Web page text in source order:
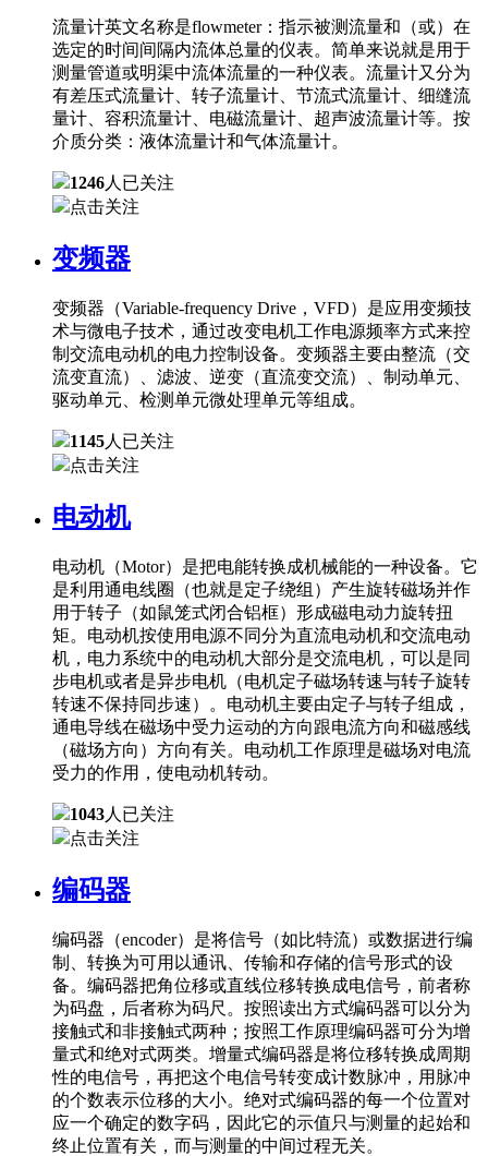
流量计英文名称是flowmeter：指示被测流量和（或）在
选定的时间间隔内流体总量的仪表。简单来说就是用于
测量管道或明渠中流体流量的一种仪表。流量计又分为
有差压式流量计、转子流量计、节流式流量计、细缝流
量计、容积流量计、电磁流量计、超声波流量计等。按
介质分类：液体流量计和气体流量计。
1246人已关注
点击关注
变频器
变频器（Variable-frequency Drive，VFD）是应用变频技
术与微电子技术，通过改变电机工作电源频率方式来控
制交流电动机的电力控制设备。变频器主要由整流（交
流变直流）、滤波、逆变（直流变交流）、制动单元、
驱动单元、检测单元微处理单元等组成。
1145人已关注
点击关注
电动机
电动机（Motor）是把电能转换成机械能的一种设备。它
是利用通电线圈（也就是定子绕组）产生旋转磁场并作
用于转子（如鼠笼式闭合铝框）形成磁电动力旋转扭
矩。电动机按使用电源不同分为直流电动机和交流电动
机，电力系统中的电动机大部分是交流电机，可以是同
步电机或者是异步电机（电机定子磁场转速与转子旋转
转速不保持同步速）。电动机主要由定子与转子组成，
通电导线在磁场中受力运动的方向跟电流方向和磁感线
（磁场方向）方向有关。电动机工作原理是磁场对电流
受力的作用，使电动机转动。
1043人已关注
点击关注
编码器
编码器（encoder）是将信号（如比特流）或数据进行编
制、转换为可用以通讯、传输和存储的信号形式的设
备。编码器把角位移或直线位移转换成电信号，前者称
为码盘，后者称为码尺。按照读出方式编码器可以分为
接触式和非接触式两种；按照工作原理编码器可分为增
量式和绝对式两类。增量式编码器是将位移转换成周期
性的电信号，再把这个电信号转变成计数脉冲，用脉冲
的个数表示位移的大小。绝对式编码器的每一个位置对
应一个确定的数字码，因此它的示值只与测量的起始和
终止位置有关，而与测量的中间过程无关。